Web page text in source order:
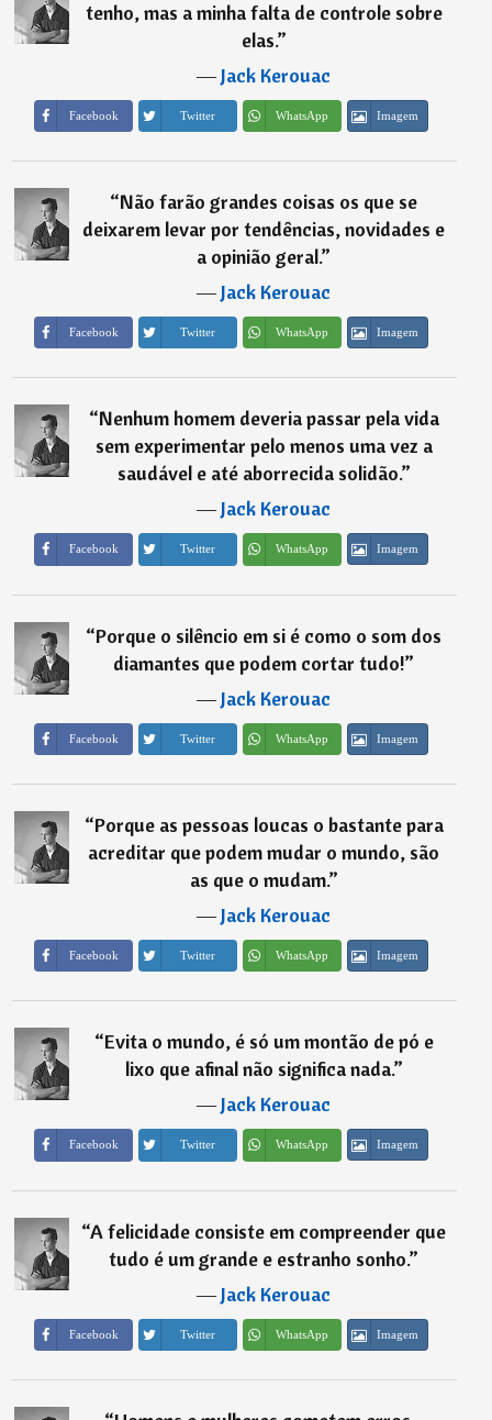
tenho, mas a minha falta de controle sobre
elas.”
―Jack Kerouac
Facebook Twitter WhatsApp Imagem
“Não farão grandes coisas os que se
deixarem levar por tendências, novidades e
a opinião geral.”
―Jack Kerouac
Facebook Twitter WhatsApp Imagem
“Nenhum homem deveria passar pela vida
sem experimentar pelo menos uma vez a
saudável e até aborrecida solidão.”
―Jack Kerouac
Facebook Twitter WhatsApp Imagem
“Porque o silêncio em si é como o som dos
diamantes que podem cortar tudo!”
―Jack Kerouac
Facebook Twitter WhatsApp Imagem
“Porque as pessoas loucas o bastante para
acreditar que podem mudar o mundo, são
as que o mudam.”
―Jack Kerouac
Facebook Twitter WhatsApp Imagem
“Evita o mundo, é só um montão de pó e
lixo que afinal não significa nada.”
―Jack Kerouac
Facebook Twitter WhatsApp Imagem
“A felicidade consiste em compreender que
tudo é um grande e estranho sonho.”
―Jack Kerouac
Facebook Twitter WhatsApp Imagem